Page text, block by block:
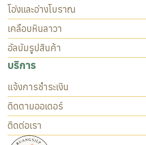
โอ่งและอ่างโบราณ
เคลือบหินลาวา
อัลบัมรูปสินค้า
บริการ
แจ้งการชำระเงิน
ติดตามออเดอร์
ติดต่อเรา